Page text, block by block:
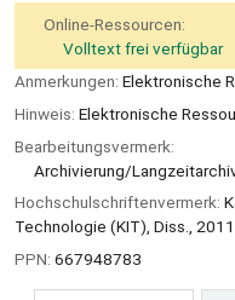
Online-Ressourcen:
Volltext frei verfügbar
Anmerkungen: Elektronische
Hinweis: Elektronische
Bearbeitungsvermerk:
Archivierung/
Hochschulschriftenvermerk:
Technologie (KIT), Diss., 2011
PPN: 667948783